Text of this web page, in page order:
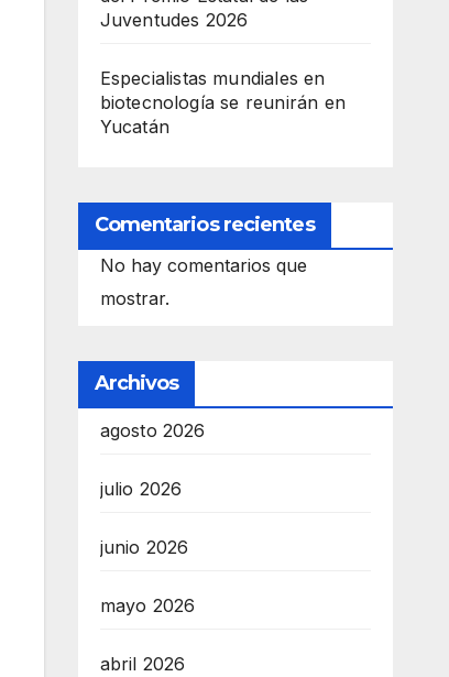
Juventudes 2026
Especialistas mundiales en
biotecnología se reunirán en
Yucatán
Comentarios recientes
No hay comentarios que
mostrar.
Archivos
agosto 2026
julio 2026
junio 2026
mayo 2026
abril 2026